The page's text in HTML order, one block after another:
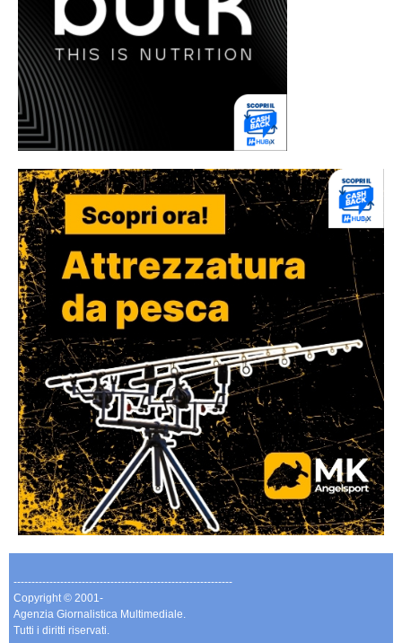
-------------------------------------------------------------
Copyright © 2001-
Agenzia Giornalistica Multimediale.
Tutti i diritti riservati.